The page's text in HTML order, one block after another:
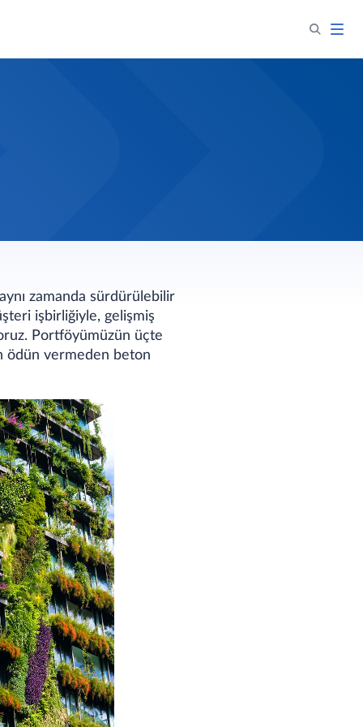
zamanda sürdürülebilir
işbirliğiyle, gelişmiş
Portföyümüzün üçte
ödün vermeden beton